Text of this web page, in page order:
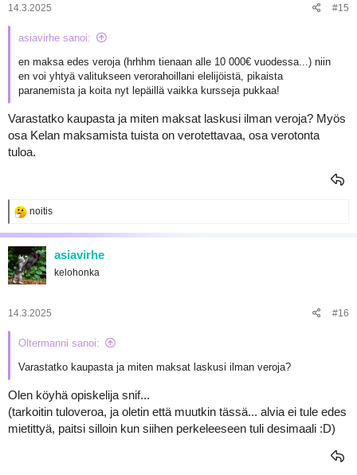
:
14.3.2025 #15
asiavirhe sanoi:
en maksa edes veroja (hrhhm tienaan alle 10 000€ vuodessa...) niin
en voi yhtyä valitukseen verorahoillani elelijöistä, pikaista
paranemista ja koita nyt lepäillä vaikka kursseja pukkaa!
Varastatko kaupasta ja miten maksat laskusi ilman veroja? Myös
osa Kelan maksamista tuista on verotettavaa, osa verotonta
tuloa.
R
a
k
t
i
o
:
noitis
asiavirhe
kelohonka
14.3.2025 #16
Oltermanni sanoi:
Varastatko kaupasta ja miten maksat laskusi ilman veroja?
Olen köyhä opiskelija snif...
(tarkoitin tuloveroa, ja oletin että muutkin tässä... alvia ei tule edes
mietittyä, paitsi silloin kun siihen perkeleeseen tuli desimaali :D)